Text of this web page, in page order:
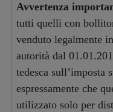
Avvertenza
tutti quelli con
venduto legalmente
autorità dal
tedesca sull’imposta
espressamente che
utilizzato solo per